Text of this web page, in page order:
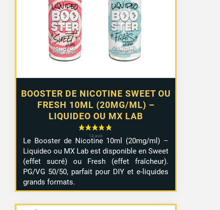
BOOSTER DE NICOTINE SWEET OU
FRESH 10ML (20MG/ML) –
LIQUIDEO OU MX LAB
1,29 €
10,99 €
Le Booster de Nicotine 10ml (20mg/ml) –
Liquideo ou MX Lab est disponible en Sweet
(effet sucré) ou Fresh (effet fraîcheur).
PG/VG 50/50, parfait pour DIY et e-liquides
grands formats.